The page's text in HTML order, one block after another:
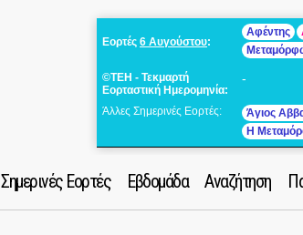
Εορτές 6 Αυγούστου:
Αφέντης
©ΤΕΗ - Τεκμαρτή
Εορταστική Ημερομηνία:
-
Άλλες Σημερινές Εορτές: Άγιος
Η
Σημερινές Εορτές Εβδομάδα Αναζήτηση